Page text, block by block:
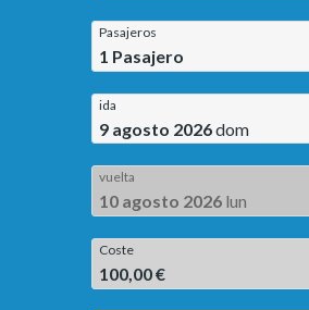
Pasajeros
1 Pasajero
ida
9 agosto 2026dom
vuelta
10 agosto 2026 lun
Coste
100,00 €